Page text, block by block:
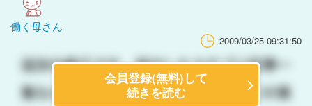
働く母さん
2009/03/25 09:31:50
会員登録(無料)して
続きを読む